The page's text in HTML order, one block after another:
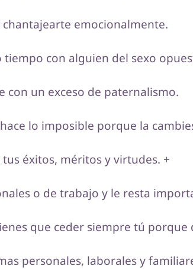
emocionalmente.
tiempo con alguien del sexo
un exceso de paternalismo.
lo imposible porque la
éxitos, méritos y virtudes. +
o de trabajo y le resta
que ceder siempre tú
personales, laborales y